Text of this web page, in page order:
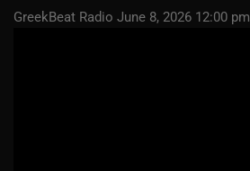
GreekBeat Radio June 8, 2026 12:00 pm